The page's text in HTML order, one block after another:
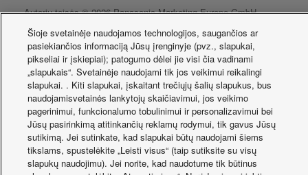
Autorių teisės © 2026 Panasonic Marketing Europe GmbH.
Visos teisės saugomos.
Šioje svetainėje naudojamos technologijos, saugančios ar
pasiekiančios informaciją Jūsų įrenginyje (pvz., slapukai,
pikseliai ir įskiepiai); patogumo dėlei jie visi čia vadinami
„slapukais“. Svetainėje naudojami tik jos veikimui reikalingi
slapukai. . Kiti slapukai, įskaitant trečiųjų šalių slapukus, bus
naudojamisvetainės lankytojų skaičiavimui, jos veikimo
pagerinimui, funkcionalumo tobulinimui ir personalizavimui bei
Jūsų pasirinkimą atitinkančių reklamų rodymui, tik gavus Jūsų
sutikimą. Jei sutinkate, kad slapukai būtų naudojami šiems
tikslams, spustelėkite „Leisti visus“ (taip sutiksite su visų
slapukų naudojimu). Jei norite, kad naudotume tik būtinus